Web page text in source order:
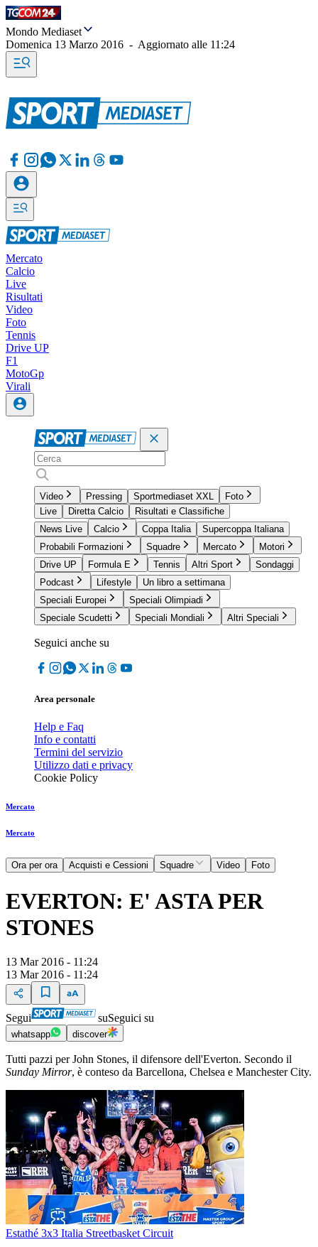
Mondo Mediaset
Domenica 13 Marzo 2016 - Aggiornato alle 11:24
Mercato
Calcio
Live
Risultati
Video
Foto
Tennis
Drive UP
F1
MotoGp
Virali
Video Pressing Sportmediaset XXL
Foto
Live
Diretta Calcio
Risultati e Classifiche
News Live
Calcio Coppa Italia
Supercoppa Italiana
Probabili Formazioni
Squadre Mercato
Motori
Drive UP
Formula E Tennis Altri Sport
Sondaggi
Podcast
Lifestyle
Un libro a settimana
Speciali Europei
Speciali Olimpiadi
Speciale Scudetti
Speciali Mondiali Altri Speciali
Seguici anche su
Area personale
Help e Faq
Info e contatti
Termini del servizio
Utilizzo dati e privacy
Cookie Policy
Mercato
Mercato
Ora per ora Acquisti e Cessioni Squadre Video Foto
EVERTON: E' ASTA PER
STONES
13 Mar 2016 - 11:24
13 Mar 2016 - 11:24
Segui suSeguici su
whatsapp discover
Tutti pazzi per John Stones, il difensore dell'Everton. Secondo il
Sunday Mirror, è conteso da Barcellona, Chelsea e Manchester City.
Estathé 3x3 Italia Streetbasket Circuit